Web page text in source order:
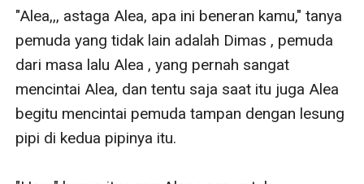
"Alea,,, astaga Alea, apa ini beneran kamu," tanya
pemuda yang tidak lain adalah Dimas , pemuda
dari masa lalu Alea , yang pernah sangat
mencintai Alea, dan tentu saja saat itu juga Alea
begitu mencintai pemuda tampan dengan lesung
pipi di kedua pipinya itu.